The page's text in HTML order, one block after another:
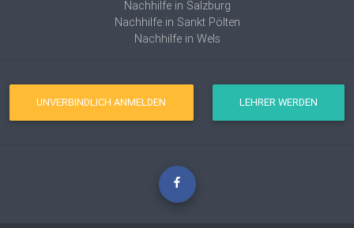
Nachhilfe in Salzburg
Nachhilfe in Sankt Pölten
Nachhilfe in Wels
UNVERBINDLICH ANMELDEN LEHRER WERDEN